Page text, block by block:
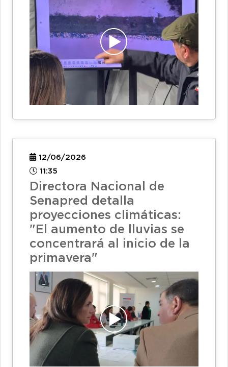
12/06/2026
11:35
Directora Nacional de
Senapred detalla
proyecciones climáticas:
"El aumento de lluvias se
concentrará al inicio de la
primavera"